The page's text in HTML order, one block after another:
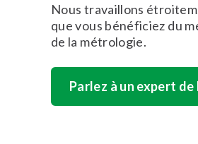
Nous travaillons
que vous bénéficiez du
de la métrologie.
Parlez à un expert